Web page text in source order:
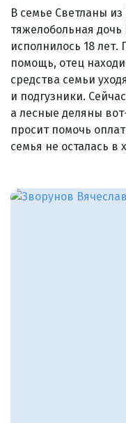
В семье Светланы из
тяжелобольная
исполнилось 18 лет.
помощь, отец
средства семьи
и подгузники.
а лесные деляны
просит помочь
семья не осталась в